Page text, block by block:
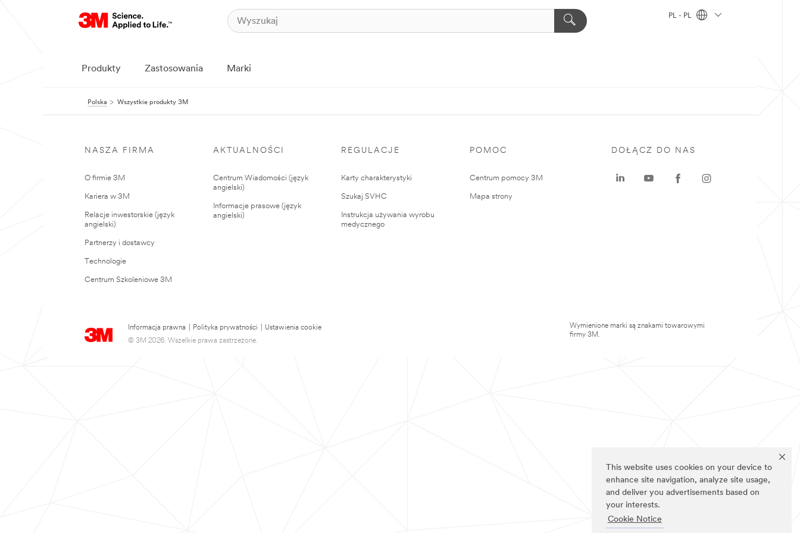
This website uses cookies on your device to
enhance site navigation, analyze site usage,
and deliver you advertisements based on
your interests.
Cookie Notice
PL - PL
Produkty Zastosowania Marki
Polska Wszystkie produkty 3M
NASZA FIRMA
O firmie 3M
Kariera w 3M
Relacje inwestorskie (język
angielski)
Partnerzy i dostawcy
Technologie
Centrum Szkoleniowe 3M
AKTUALNOŚCI
Centrum Wiadomości (język
angielski)
Informacje prasowe (język
angielski)
REGULACJE
Karty charakterystyki
Szukaj SVHC
Instrukcja używania wyrobu
medycznego
POMOC
Centrum pomocy 3M
Mapa strony
Informacja prawna Polityka prywatności
Ustawienia cookie
© 3M 2026. Wszelkie prawa zastrzeżone.
DOŁĄCZ DO NAS
Wymienione marki są znakami towarowymi
firmy 3M.